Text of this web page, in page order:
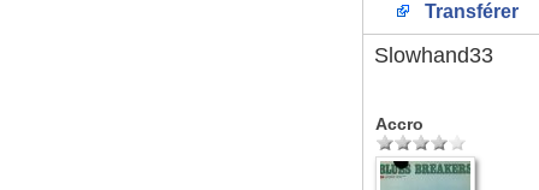
Transférer
Slowhand33
Accro